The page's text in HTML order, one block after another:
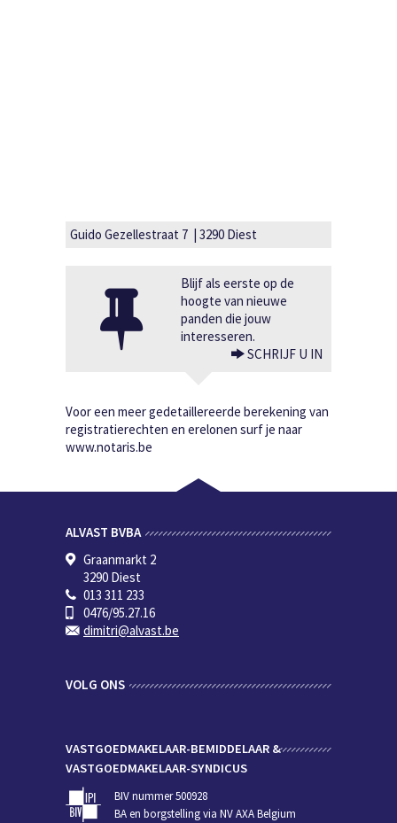
Guido Gezellestraat 7 | 3290 Diest
Blijf als eerste op de
hoogte van nieuwe
panden die jouw
interesseren.
SCHRIJF U IN
Voor een meer gedetaillereerde berekening van
registratierechten en erelonen surf je naar
www.notaris.be
ALVAST BVBA
Graanmarkt 2
3290 Diest
013 311 233
0476/95.27.16
dimitri@alvast.be
VOLG ONS
VASTGOEDMAKELAAR-BEMIDDELAAR &
VASTGOEDMAKELAAR-SYNDICUS
BIV nummer 500928
BA en borgstelling via NV AXA Belgium